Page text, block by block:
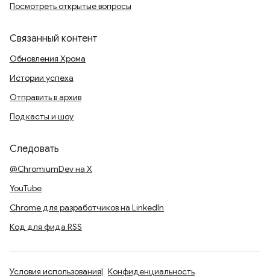
Посмотреть открытые вопросы
Связанный контент
Обновления Хрома
Истории успеха
Отправить в архив
Подкасты и шоу
Следовать
@ChromiumDev на X
YouTube
Chrome для разработчиков на LinkedIn
Код для фида RSS
Условия использования
Конфиденциальность